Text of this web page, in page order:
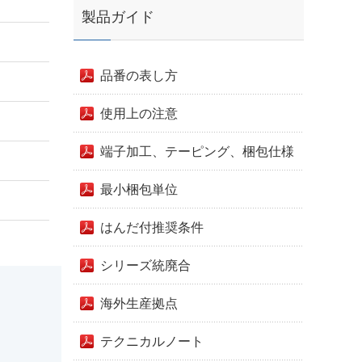
製品ガイド
品番の表し方
使用上の注意
端子加工、テーピング、梱包仕様
最小梱包単位
はんだ付推奨条件
シリーズ統廃合
海外生産拠点
テクニカルノート